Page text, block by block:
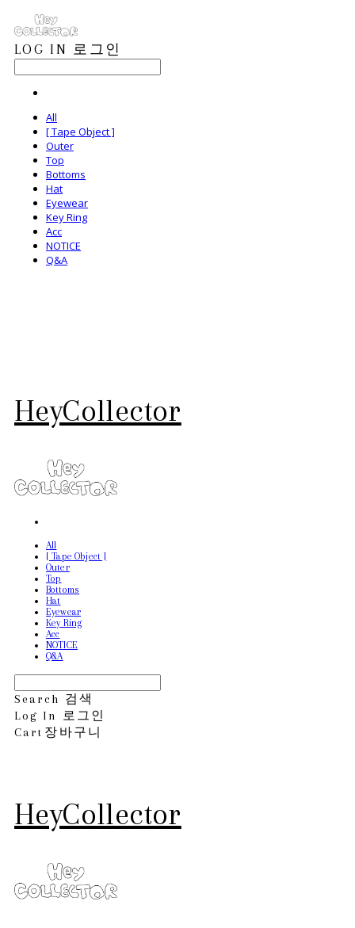
LOG IN 로그인
All
[ Tape Object ]
Outer
Top
Bottoms
Hat
Eyewear
Key Ring
Acc
NOTICE
Q&A
HeyCollector
All
[ Tape Object ]
Outer
Top
Bottoms
Hat
Eyewear
Key Ring
Acc
NOTICE
Q&A
Search 검색
Log In
로그인
Cart 장바구니
HeyCollector